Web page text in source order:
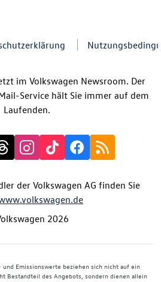
im Volkswagen Newsroom. Der
Service hält Sie immer auf dem
Laufenden.
der Volkswagen AG finden Sie
2026
und Emissionswerte beziehen sich nicht auf ein
Bestandteil des Angebots, sondern dienen allein